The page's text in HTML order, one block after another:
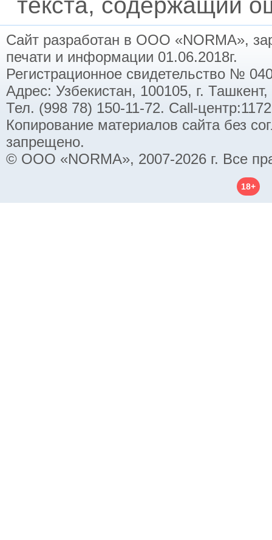
Сайт разработан в ООО «NORMA»,
печати и информации 01.06.2018г.
Регистрационное свидетельство №
Адрес: Узбекистан, 100105, г.
Тел. (998 78) 150-11-72. Call-
Копирование материалов сайта без
запрещено.
© ООО «NORMA», 2007-2026 г. Все
18+